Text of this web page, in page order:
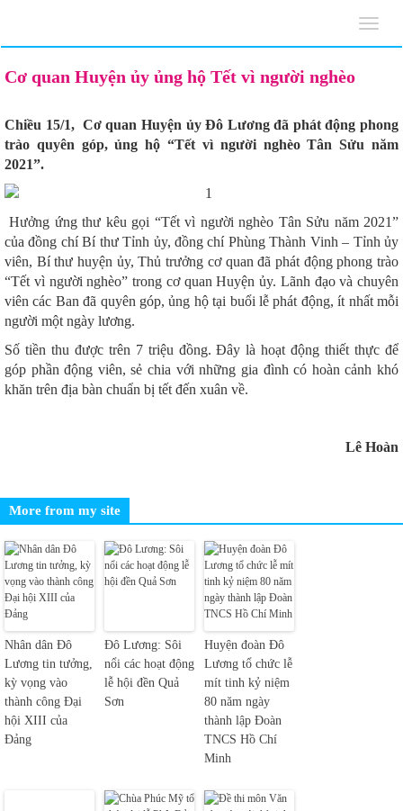
Cơ quan Huyện ủy ủng hộ Tết vì người nghèo
Chiều 15/1, Cơ quan Huyện ủy Đô Lương đã phát động phong
trào quyên góp, ủng hộ “Tết vì người nghèo Tân Sửu năm
2021”.
Hưởng ứng thư kêu gọi “Tết vì người nghèo Tân Sửu năm 2021”
của đồng chí Bí thư Tỉnh ủy, đồng chí Phùng Thành Vinh – Tỉnh ủy
viên, Bí thư huyện ủy, Thủ trưởng cơ quan đã phát động phong trào
“Tết vì người nghèo” trong cơ quan Huyện ủy. Lãnh đạo và chuyên
viên các Ban đã quyên góp, ủng hộ tại buổi lễ phát động, ít nhất mỗi
người một ngày lương.
Số tiền thu được trên 7 triệu đồng. Đây là hoạt động thiết thực để
góp phần động viên, sẻ chia với những gia đình có hoàn cảnh khó
khăn trên địa bàn chuẩn bị tết đến xuân về.
Lê Hoàn
More from my site
Nhân dân Đô
Lương tin tưởng,
kỳ vọng vào
thành công Đại
hội XIII của
Đảng
Đô Lương: Sôi
nổi các hoạt động
lễ hội đền Quả
Sơn
Huyện đoàn Đô
Lương tổ chức lễ
mít tinh kỷ niệm
80 năm ngày
thành lập Đoàn
TNCS Hồ Chí
Minh